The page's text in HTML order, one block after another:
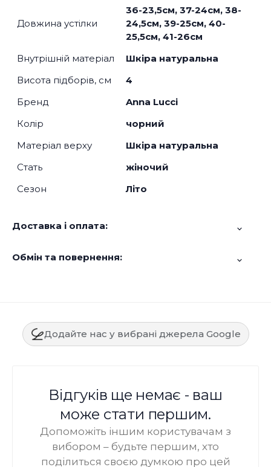
Довжина устілки
36-23,5см, 37-24см, 38-
24,5см, 39-25см, 40-
25,5см, 41-26см
Внутрішній матеріал
Шкіра натуральна
Висота підборів, см
4
Бренд
Anna Lucci
Колір
чорний
Матеріал верху
Шкіра натуральна
Стать
жіночий
Сезон
Літо
Доставка і оплата:
Обмін та повернення:
Додайте нас у вибрані джерела Google
Відгуків ще немає - ваш
може стати першим.
Допоможіть іншим користувачам з
вибором – будьте першим, хто
поділиться своєю думкою про цей